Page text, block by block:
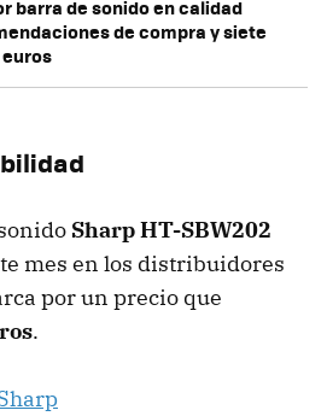
barra de sonido en calidad
de compra y siete
Sharp HT-SBW202
mes en los distribuidores
por un precio que
.